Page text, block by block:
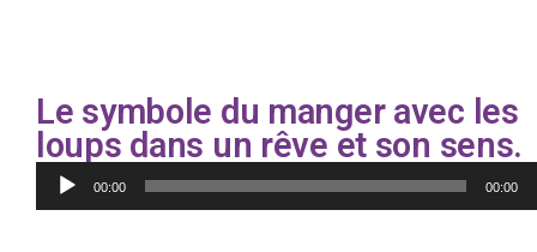
Le symbole du manger avec les
loups dans un rêve et son sens.
Lecteur
audio00:00 00:00